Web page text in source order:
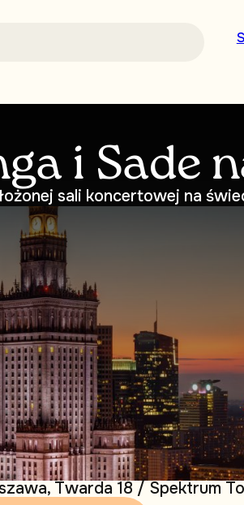
i Sade
sali koncertowej na
Twarda 18 / Spektrum